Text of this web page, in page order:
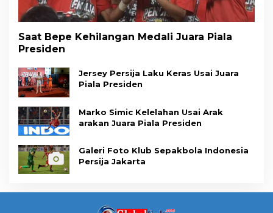
Saat Bepe Kehilangan Medali Juara Piala
Presiden
Jersey Persija Laku Keras Usai Juara
Piala Presiden
Marko Simic Kelelahan Usai Arak
arakan Juara Piala Presiden
Galeri Foto Klub Sepakbola Indonesia
Persija Jakarta